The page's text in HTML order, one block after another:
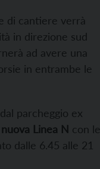
di cantiere verrà
in direzione sud
ad avere una
in entrambe le
parcheggio ex
nuova Linea N con le
dalle 6.45 alle 21